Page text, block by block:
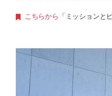
こちらから 「ミッションと